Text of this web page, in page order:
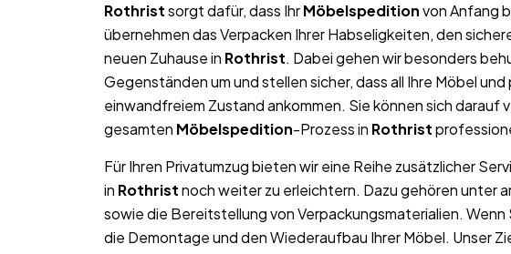
Rothristsorgt dafür, dass IhrMöbelspeditionvon Anfang
übernehmen das Verpacken Ihrer Habseligkeiten, den
neuen Zuhause in Rothrist. Dabei gehen wir besonders
Gegenständen um und stellen sicher, dass all Ihre Möbel
einwandfreiem Zustand ankommen. Sie können sich darauf
gesamten Möbelspedition-Prozess in Rothrist
Für Ihren Privatumzug bieten wir eine Reihe zusätzlicher
in Rothristnoch weiter zu erleichtern. Dazu gehören unter
sowie die Bereitstellung von Verpackungsmaterialien. Wenn
die Demontage und den Wiederaufbau Ihrer Möbel. Unser